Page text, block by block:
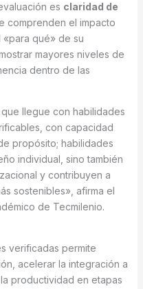
es claridad de
comprenden el impacto
qué» de su
mayores niveles de
dentro de las
llegue con habilidades
con capacidad
propósito; habilidades
individual, sino también
y contribuyen a
sostenibles», afirma el
de Tecmilenio.
verificadas permite
acelerar la integración a
productividad en etapas